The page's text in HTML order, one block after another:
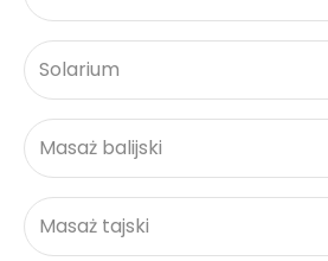
Solarium
Masaż balijski
Masaż tajski